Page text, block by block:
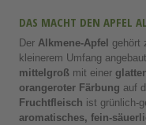
DAS MACHT DEN APFEL
Der Alkmene-Apfel gehört
kleinerem Umfang
mittelgroß mit einer
orangeroter Färbung auf
Fruchtfleisch ist grünlich-
aromatisches, fein-